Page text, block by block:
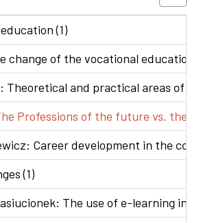
(1)
change of the vocational
Theoretical and practical areas of
Professions of the future vs. the
Career development in the
(1)
The use of e-learning in